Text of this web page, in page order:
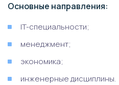
Основные направления:
IT-специальности;
менеджмент;
экономика;
инженерные дисциплины.